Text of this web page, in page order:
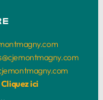
Cliquez ici